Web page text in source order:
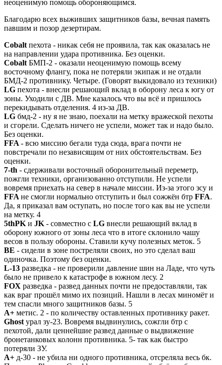
неоценимую помощь обороняющимся.
Благодарю всех выживших защитников базы, вечная память
павшим и позор дезертирам.
Cobalt пехота - никак себя не проявила, так как оказалась не
на направлении удара противника. Без оценки.
Cobalt БМП-2 - оказали неоценимую помощь всему
восточному флангу, пока не потеряли экипаж и не отдали
БМД-2 противнику. Четыре. (Говорят выкидовало из техники)
LG пехота - внесли решающий вклад в оборону леса к югу от
зоны. Уходили с ДВ. Мне казалось что вы всё и пришлось
перекидывать отделения. 4 из-за ДВ.
LG бмд-2 - ну я не знаю, поехали на метку вражеской пехоты
и сгорели. Сделать ничего не успели, может так и надо было.
Без оценки.
FFA - всю миссию бегали туда сюда, врага почти не
повстречали по независящим от них обстоятельствам. Без
оценки.
7-th - сдерживали восточный оборонительный переметр,
пожгли техники, организованно отступили. Не успели
вовремя приехать на север в начале миссии. Из-за этого зсу и
FFA не смогли нормально отступить и был сожжён бтр FFA.
Да, я приказал вам оступать, но после того как вы не успели
на метку. 4
5thPK и JK - совместно с LG внесли решающий вклад в
оборону южного от зоны леса что в итоге склонило чашу
весов в пользу обороны. Ставили кучу полезных меток. 5
BE - сидели в зоне постреляли своих, но это сделал ваш
одиночка. Поэтому без оценки.
L-13 разведка - не проверили давление шин на Ладе, что чуть
было не привело к катастрофе в южном лесу. 2
FOX разведка - развед данных почти не предоставляли, так
как враг прошёл мимо их позиций. Нашли в лесах миномёт и
тем спасли много защитников базы. 5
A+ метис. 2 - по количеству оставленных противнику ракет.
Ghost урал зу-23. Вовремя выдвинулись, сожгли бтр с
пехотой, дали ценнейшие развед данные о выдвижение
бронетанковых колонн противника. 5- так как быстро
потеряли ЗУ.
A+ д-30 - не убила ни одного противника, отсреляла весь бк.